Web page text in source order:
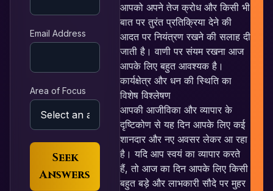
Email Address
Area of Focus
Seek
Answers
आपको अपने तेज क्रोध और किसी भी
बात पर तुरंत प्रतिक्रिया देने की
आदत पर नियंत्रण रखने की सलाह दी
जाती है। वाणी पर संयम रखना आज
आपके लिए बहुत आवश्यक है।
कार्यक्षेत्र और धन की स्थिति का
विशेष विश्लेषण
आपकी आजीविका और व्यापार के
दृष्टिकोण से यह दिन आपके लिए कई
शानदार और नए अवसर लेकर आ रहा
है। यदि आप स्वयं का व्यापार करते
हैं, तो आज का दिन आपके लिए किसी
बहुत बड़े और लाभकारी सौदे पर मुहर